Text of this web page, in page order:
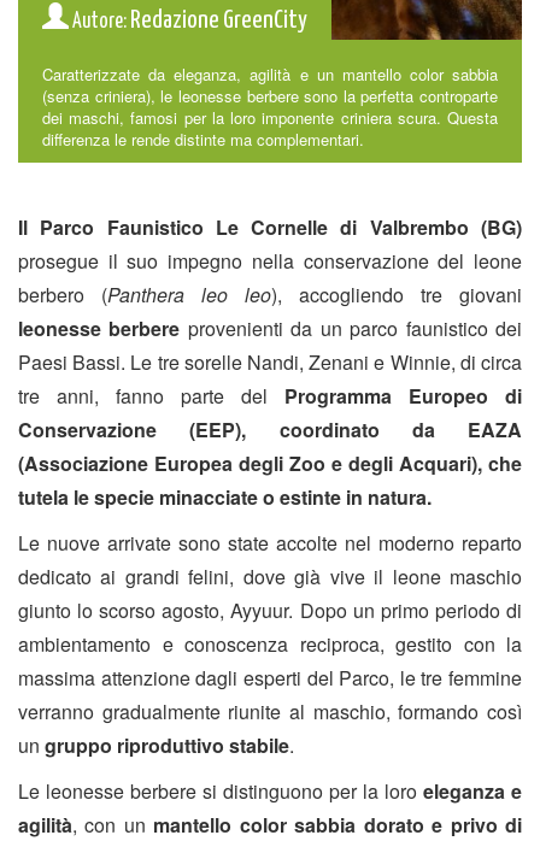
Autore: Redazione GreenCity
Caratterizzate da eleganza, agilità e un mantello color sabbia
(senza criniera), le leonesse berbere sono la perfetta controparte
dei maschi, famosi per la loro imponente criniera scura. Questa
differenza le rende distinte ma complementari.
Il Parco Faunistico Le Cornelle di Valbrembo (BG)
prosegue il suo impegno nella conservazione del leone
berbero (Panthera leo leo), accogliendo tre giovani
leonesse berbere provenienti da un parco faunistico dei
Paesi Bassi. Le tre sorelle Nandi, Zenani e Winnie, di circa
tre anni, fanno parte del Programma Europeo di
Conservazione (EEP), coordinato da EAZA
(Associazione Europea degli Zoo e degli Acquari), che
tutela le specie minacciate o estinte in natura.
Le nuove arrivate sono state accolte nel moderno reparto
dedicato ai grandi felini, dove già vive il leone maschio
giunto lo scorso agosto, Ayyuur. Dopo un primo periodo di
ambientamento e conoscenza reciproca, gestito con la
massima attenzione dagli esperti del Parco, le tre femmine
verranno gradualmente riunite al maschio, formando così
un gruppo riproduttivo stabile.
Le leonesse berbere si distinguono per la loro eleganza e
agilità, con un mantello color sabbia dorato e privo di